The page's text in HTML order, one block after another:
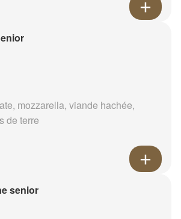
mozzarella, viande hachée,
de terre
senior